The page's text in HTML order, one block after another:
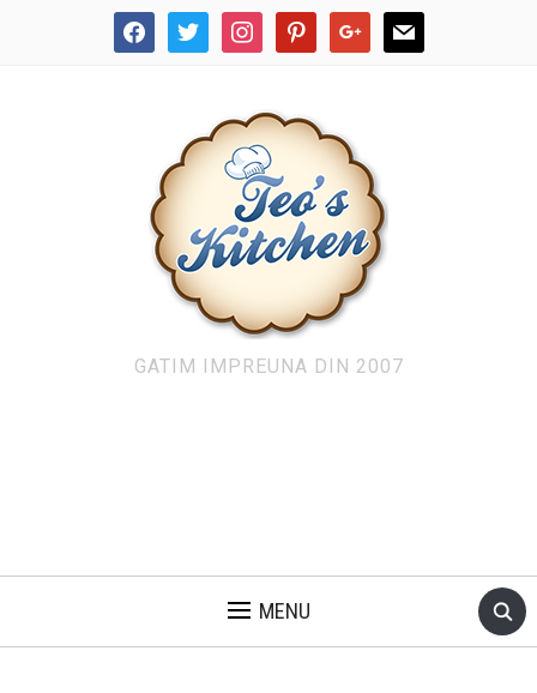
facebooktwitter instagrampinterestgoogle mail
GATIM IMPREUNA DIN 2007
MENU